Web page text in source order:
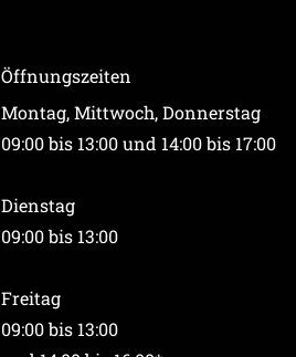
Öffnungszeiten
Montag, Mittwoch, Donnerstag
09:00 bis 13:00 und 14:00 bis 17:00
Dienstag
09:00 bis 13:00
Freitag
09:00 bis 13:00